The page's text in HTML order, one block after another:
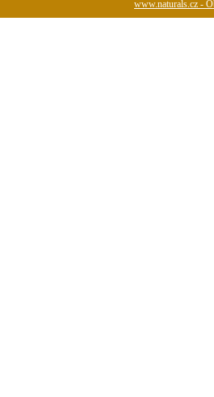
www.naturals.cz -